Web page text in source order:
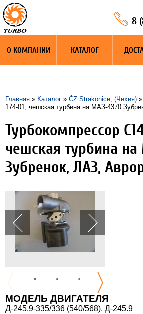
О КОМПАНИИ КАТАЛОГ
8
Главная » Каталог » ČZ Strakonice, (Чехия)
174-01, чешская турбина на MAЗ-4370
Турбокомпрессор
чешская турбина на
Зубренок, ЛАЗ,
МОДЕЛЬ ДВИГАТЕЛЯ
Д-245.9-335/336 (540/568), Д-245.9